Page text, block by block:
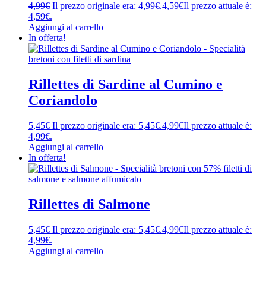
4,99€ Il prezzo originale era: 4,99€.4,59€Il prezzo attuale è:
4,59€.
Aggiungi al carrello
In offerta!
Rillettes di Sardine al Cumino e
Coriandolo
5,45€ Il prezzo originale era: 5,45€.4,99€Il prezzo attuale è:
4,99€.
Aggiungi al carrello
In offerta!
Rillettes di Salmone
5,45€ Il prezzo originale era: 5,45€.4,99€Il prezzo attuale è:
4,99€.
Aggiungi al carrello